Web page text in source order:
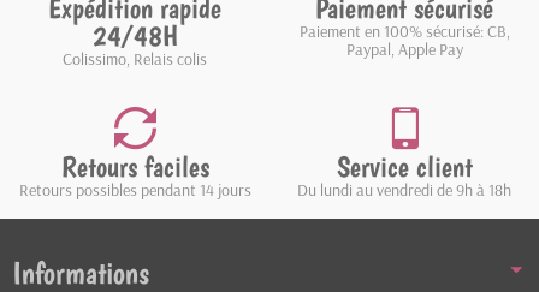
Expédition rapide
24/48H
Colissimo, Relais colis
Paiement sécurisé
Paiement en 100% sécurisé: CB,
Paypal, Apple Pay
Retours faciles
Retours possibles pendant 14 jours
Service client
Du lundi au vendredi de 9h à 18h
Informations